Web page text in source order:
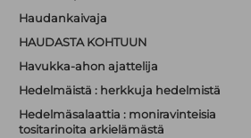
Haudankaivaja
HAUDASTA KOHTUUN
Havukka-ahon ajattelija
Hedelmäistä : herkkuja hedelmistä
Hedelmäsalaattia : moniravinteisia
tositarinoita arkielämästä